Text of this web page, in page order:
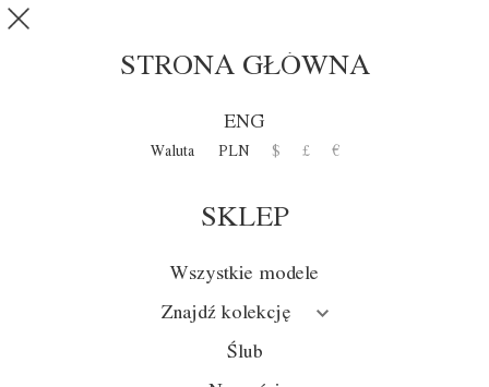
Przejdź do treści
STRONA GŁÓWNA
ENG
Waluta PLN $ £ €
SKLEP
Wszystkie modele
Znajdź kolekcję
Ślub